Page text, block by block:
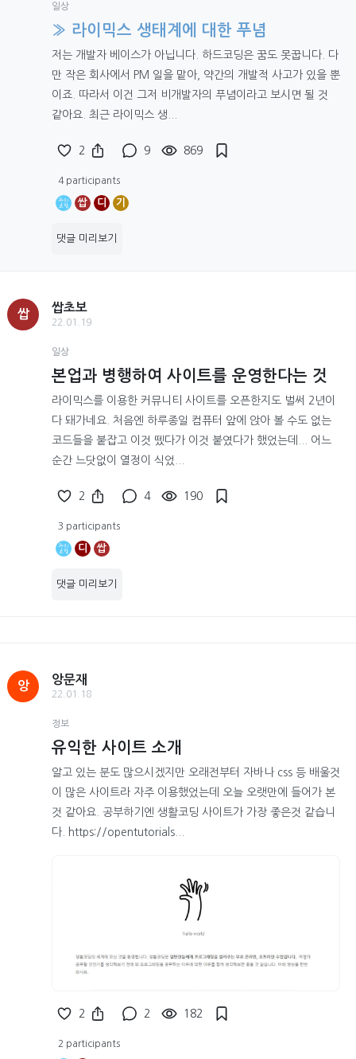
일상
» 라이믹스 생태계에 대한 푸념
저는 개발자 베이스가 아닙니다. 하드코딩은 꿈도 못꿉니다. 다
만 작은 회사에서 PM 일을 맡아, 약간의 개발적 사고가 있을 뿐
이죠. 따라서 이건 그저 비개발자의 푸념이라고 보시면 될 것
같아요. 최근 라이믹스 생...
2 9 869
4 participants
쌉 디 기
댓글 미리보기
쌉
쌉초보
22.01.19
일상
본업과 병행하여 사이트를 운영한다는 것
라이믹스를 이용한 커뮤니티 사이트를 오픈한지도 벌써 2년이
다 돼가네요. 처음엔 하루종일 컴퓨터 앞에 앉아 볼 수도 없는
코드들을 붙잡고 이것 뗐다가 이것 붙였다가 했었는데... 어느
순간 느닷없이 열정이 식었...
2 4 190
3 participants
디 쌉
댓글 미리보기
앙
앙문재
22.01.18
정보
유익한 사이트 소개
알고 있는 분도 많으시겠지만 오래전부터 자바나 css 등 배울것
이 많은 사이트라 자주 이용했었는데 오늘 오랫만에 들어가 본
것 같아요. 공부하기엔 생활코딩 사이트가 가장 좋은것 같습니
다. https://opentutorials...
2 2 182
2 participants